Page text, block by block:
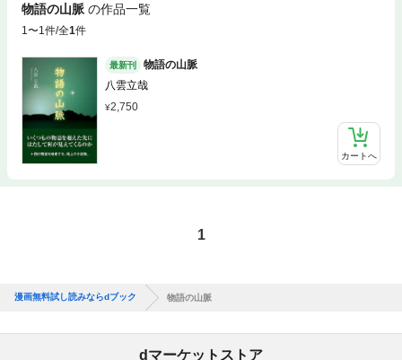
物語の山脈 の作品一覧
1〜1件/全1件
最新刊
物語の山脈
八雲立哉
2,750
カートへ
1
漫画無料試し読みならdブック 物語の山脈
dマーケットストア